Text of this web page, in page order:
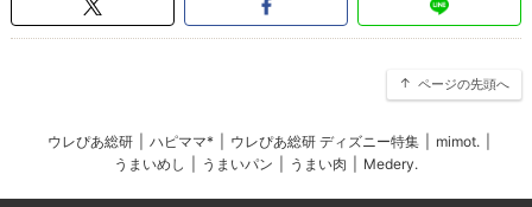
ページの先頭へ
ウレぴあ総研 ハピママ* ウレぴあ総研 ディズニー特集 mimot.
うまいめし
うまいパン うまい肉 Medery.